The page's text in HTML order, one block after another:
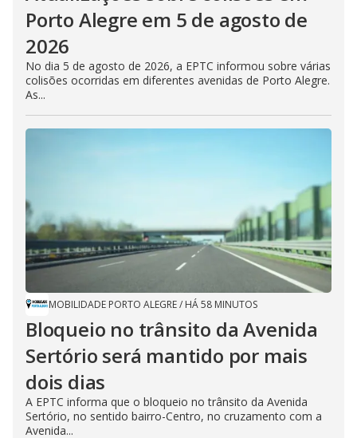
Porto Alegre em 5 de agosto de
2026
No dia 5 de agosto de 2026, a EPTC informou sobre várias
colisões ocorridas em diferentes avenidas de Porto Alegre.
As...
MOBILIDADE PORTO ALEGRE/ HÁ 58 MINUTOS
Bloqueio no trânsito da Avenida
Sertório será mantido por mais
dois dias
A EPTC informa que o bloqueio no trânsito da Avenida
Sertório, no sentido bairro-Centro, no cruzamento com a
Avenida...